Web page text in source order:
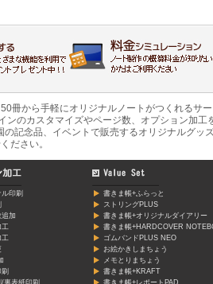
冊から手軽にオリジナルノートがつくれる
ンのカスタマイズやページ数、オプション加
記念品、イベントで販売するオリジナルグ
ださい。
印刷
加
工
工
書きま帳+ふらっと
ストリングPLUS
書きま帳+オリジナルダイアリー
書きま帳+HARDCOVER
ゴムバンドPLUS NEO
お絵かきしまちょう
メモとりまちょう
書きま帳+KRAFT